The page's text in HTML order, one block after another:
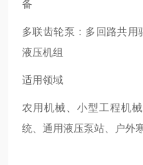
备
多联齿轮泵：多回路共
液压机组
适用领域
农用机械、小型工程机
统、通用液压泵站、户外